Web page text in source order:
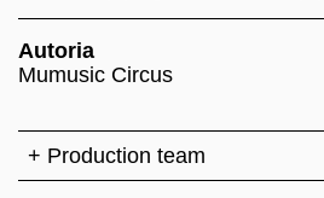
Autoria
Mumusic Circus
+ Production team